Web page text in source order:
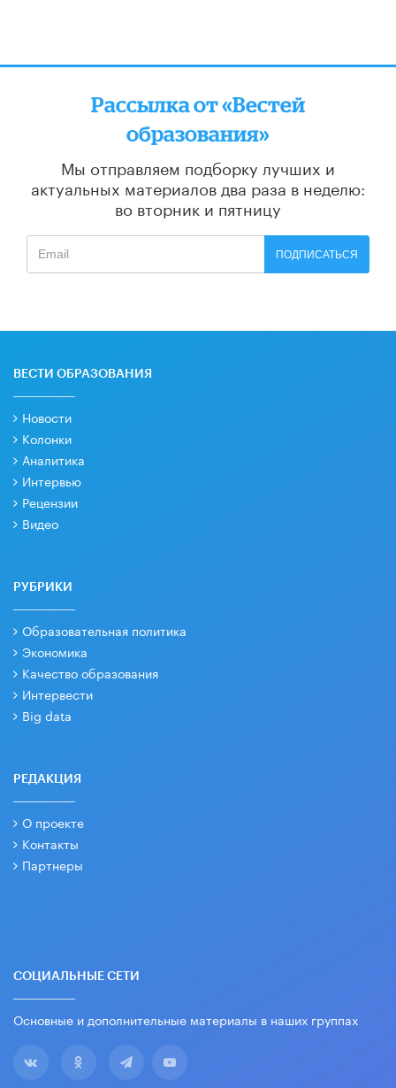
Рассылка от «Вестей
образования»
Мы отправляем подборку лучших и
актуальных материалов два раза в неделю:
во вторник и пятницу
ПОДПИСАТЬСЯ
ВЕСТИ ОБРАЗОВАНИЯ
Новости
Колонки
Аналитика
Интервью
Рецензии
Видео
РУБРИКИ
Образовательная политика
Экономика
Качество образования
Интервести
Big data
РЕДАКЦИЯ
О проекте
Контакты
Партнеры
СОЦИАЛЬНЫЕ СЕТИ
Основные и дополнительные материалы в наших группах